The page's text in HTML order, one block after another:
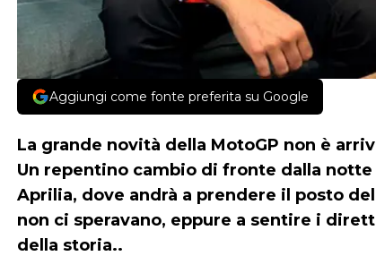
Aggiungi come fonte preferita su Google
La grande novità della MotoGP non è
Un repentino cambio di fronte dalla
Aprilia, dove andrà a prendere il posto
non ci speravano, eppure a sentire i
della storia..